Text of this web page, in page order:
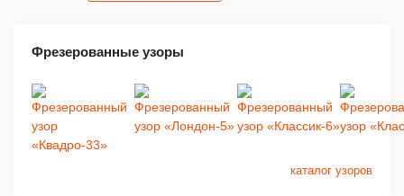
Фрезерованные узоры
каталог узоров